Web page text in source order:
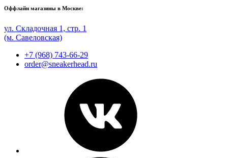
Оффлайн магазины в Москве:
ул. Складочная 1, стр. 1
(м. Савеловская)
+7 (968) 743-66-29
order@sneakerhead.ru